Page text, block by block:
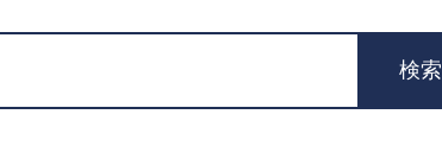
検索